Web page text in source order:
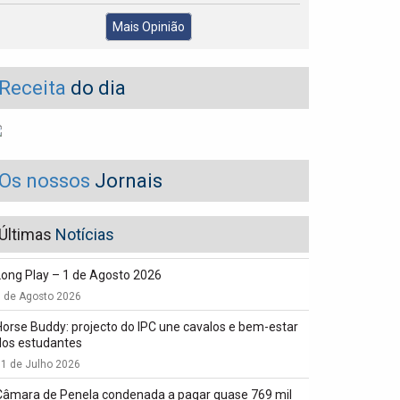
Mais Opinião
do dia
nossos Jornais
Notícias
Play – 1 de Agosto 2026
de Agosto 2026
Buddy: projecto do IPC une cavalos e bem-estar
estudantes
de Julho 2026
de Penela condenada a pagar quase 769 mil